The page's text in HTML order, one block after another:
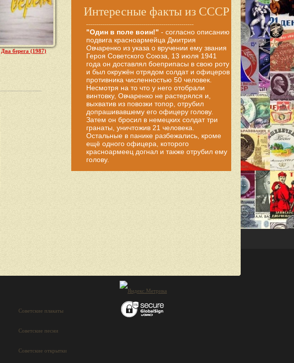
Два берега (1987)
Интересные факты из СССР
------------------------------------------------------
"Один в поле воин!" - согласно описанию
подвига красноармейца Дмитрия
Овчаренко из указа о вручении ему звания
Героя Советского Союза, 13 июля 1941
года он доставлял боеприпасы в свою роту
и был окружён отрядом солдат и офицеров
противника численностью 50 человек.
Несмотря на то что у него отобрали
винтовку, Овчаренко не растерялся и,
выхватив из повозки топор, отрубил
допрашивавшему его офицеру голову.
Затем он бросил в немецких солдат три
гранаты, уничтожив 21 человека.
Остальные в панике разбежались, кроме
ещё одного офицера, которого
красноармеец догнал и также отрубил ему
голову.
Советские плакаты
Советские песни
Советские открытки